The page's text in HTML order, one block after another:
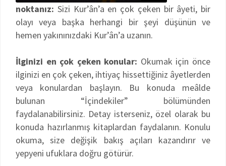
noktanız: Sizi Kur’ân’a en çok çeken bir âyeti, bir
olayı veya başka herhangi bir şeyi düşünün ve
hemen yakınınızdaki Kur’ân’a uzanın.
İlginizi en çok çeken konular: Okumak için önce
ilginizi en çok çeken, ihtiyaç hissettiğiniz âyetlerden
veya konulardan başlayın. Bu konuda meâlde
bulunan “İçindekiler” bölümünden
faydalanabilirsiniz. Detay isterseniz, özel olarak bu
konuda hazırlanmış kitaplardan faydalanın. Konulu
okuma, size değişik bakış açıları kazandırır ve
yepyeni ufuklara doğru götürür.